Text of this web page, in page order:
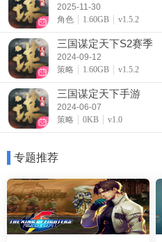
2025-11-30
角色
1.60GB v1.5.2
三国谋定天下S2赛季
2024-09-12
策略
1.60GB v1.5.2
三国谋定天下手游
2024-06-07
策略
0KB v1.0
专题推荐